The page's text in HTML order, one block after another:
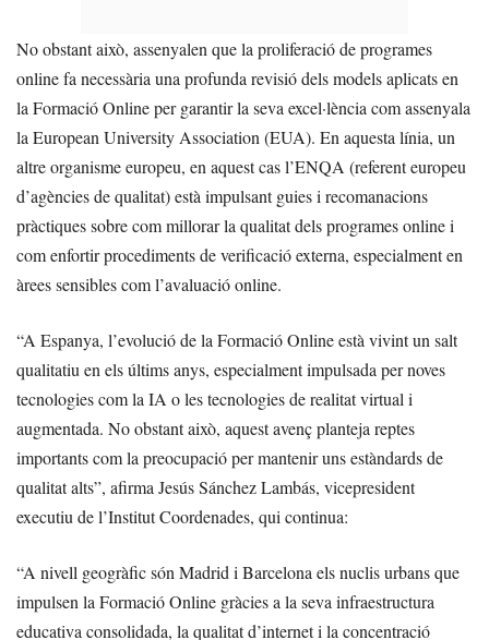
No obstant això, assenyalen que la proliferació de programes
online fa necessària una profunda revisió dels models aplicats en
la Formació Online per garantir la seva excel·lència com assenyala
la European University Association (EUA). En aquesta línia, un
altre organisme europeu, en aquest cas l’ENQA (referent europeu
d’agències de qualitat) està impulsant guies i recomanacions
pràctiques sobre com millorar la qualitat dels programes online i
com enfortir procediments de verificació externa, especialment en
àrees sensibles com l’avaluació online.
“A Espanya, l’evolució de la Formació Online està vivint un salt
qualitatiu en els últims anys, especialment impulsada per noves
tecnologies com la IA o les tecnologies de realitat virtual i
augmentada. No obstant això, aquest avenç planteja reptes
importants com la preocupació per mantenir uns estàndards de
qualitat alts”, afirma Jesús Sánchez Lambás, vicepresident
executiu de l’Institut Coordenades, qui continua:
“A nivell geogràfic són Madrid i Barcelona els nuclis urbans que
impulsen la Formació Online gràcies a la seva infraestructura
educativa consolidada, la qualitat d’internet i la concentració